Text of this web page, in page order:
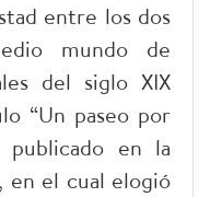
entre los dos
mundo de
del siglo XIX
“Un paseo por
publicado en la
en el cual elogió